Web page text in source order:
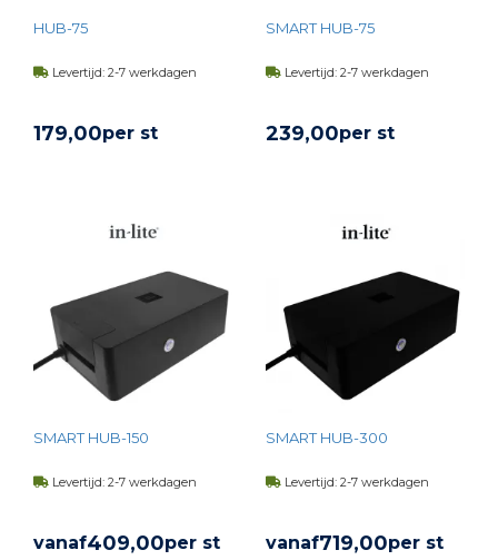
HUB-75
Levertijd: 2-7 werkdagen
179,00per st
SMART HUB-75
Levertijd: 2-7 werkdagen
239,00per st
SMART HUB-150
Levertijd: 2-7 werkdagen
vanaf409,00per st
SMART HUB-300
Levertijd: 2-7 werkdagen
vanaf719,00per st